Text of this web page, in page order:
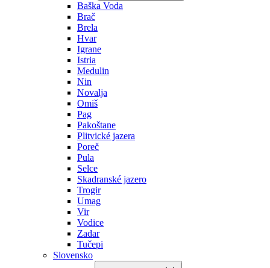
Baška Voda
Brač
Brela
Hvar
Igrane
Istria
Medulin
Nin
Novalja
Omiš
Pag
Pakoštane
Plitvické jazera
Poreč
Pula
Selce
Skadranské jazero
Trogir
Umag
Vir
Vodice
Zadar
Tučepi
Slovensko